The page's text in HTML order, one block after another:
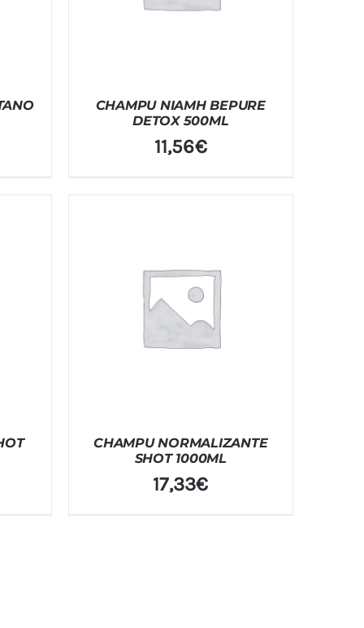
CHAMPU NIAMH BEPURE
DETOX 500ML
11,56€
CHAMPU NORMALIZANTE
SHOT 1000ML
17,33€